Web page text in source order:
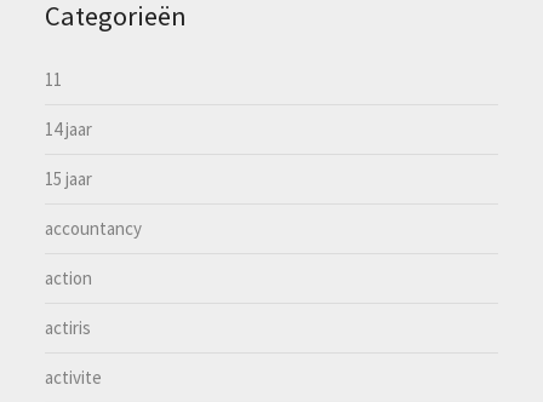
Categorieën
11
14 jaar
15 jaar
accountancy
action
actiris
activite